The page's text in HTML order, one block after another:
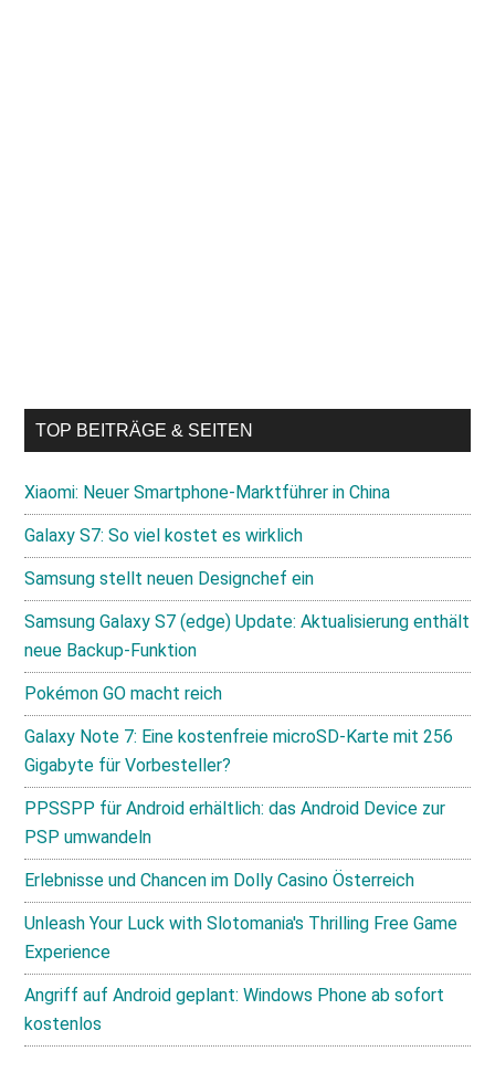
TOP BEITRÄGE & SEITEN
Xiaomi: Neuer Smartphone-Marktführer in China
Galaxy S7: So viel kostet es wirklich
Samsung stellt neuen Designchef ein
Samsung Galaxy S7 (edge) Update: Aktualisierung enthält
neue Backup-Funktion
Pokémon GO macht reich
Galaxy Note 7: Eine kostenfreie microSD-Karte mit 256
Gigabyte für Vorbesteller?
PPSSPP für Android erhältlich: das Android Device zur
PSP umwandeln
Erlebnisse und Chancen im Dolly Casino Österreich
Unleash Your Luck with Slotomania's Thrilling Free Game
Experience
Angriff auf Android geplant: Windows Phone ab sofort
kostenlos